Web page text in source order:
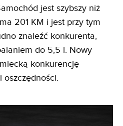
jest szybszy niż
201 KM i jest przy tym
znaleźć konkurenta,
do 5,5 l. Nowy
konkurencję
oszczędności.